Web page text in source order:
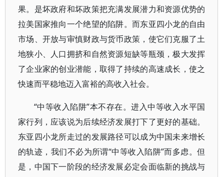
果。是坏政府和坏政策把充满发展潜力和资源优势的
拉美国家推向一个绝望的陷阱。而东亚四小龙的自由
市场、开放与审慎财政与货币政策，使它们克服了土
地狭小、人口拥挤和自然资源短缺等瓶颈，极大发挥
了企业家的创业潜能，取得了持续的高速成长，使之
快速而平稳地迈入富裕的高收入社会。
“中等收入陷阱”本不存在。进入中等收入水平国
家行列，应该说为后续经济发展打下了更好的基础。
东亚四小龙所走过的发展路径可以成为中国未来增长
的轨迹，我们不必为所谓“中等收入陷阱”而多虑。但
是，中国下一阶段的经济发展必定会面临新的挑战与